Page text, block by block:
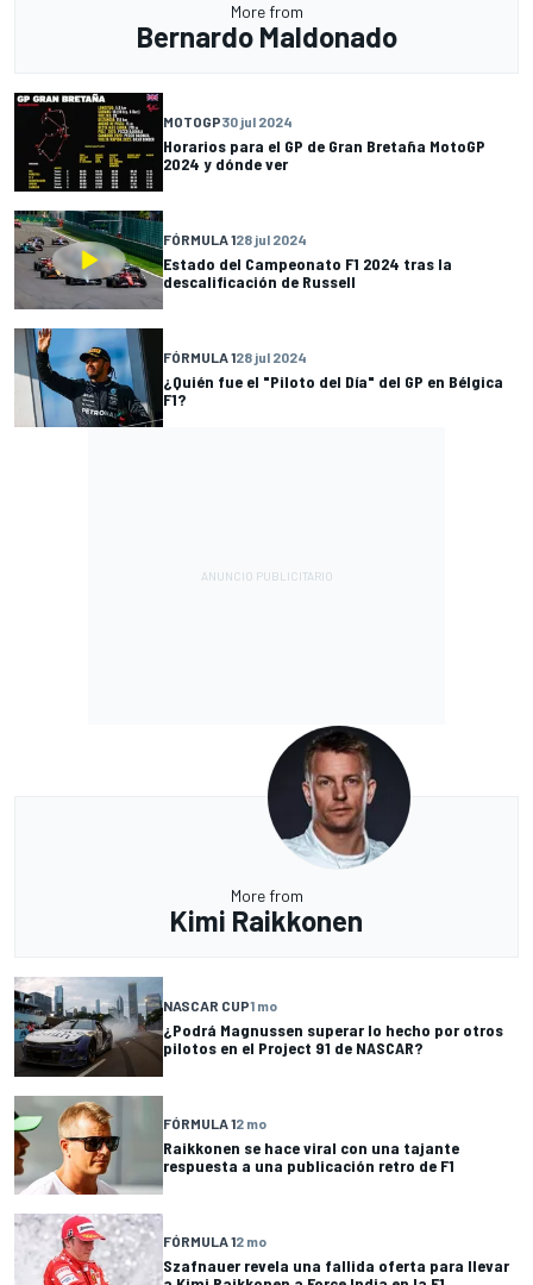
More from
Bernardo Maldonado
MOTOGP30 jul 2024
Horarios para el GP de Gran Bretaña MotoGP
2024 y dónde ver
FÓRMULA 128 jul 2024
Estado del Campeonato F1 2024 tras la
descalificación de Russell
FÓRMULA 128 jul 2024
¿Quién fue el "Piloto del Día" del GP en Bélgica
F1?
More from
Kimi Raikkonen
NASCAR CUP1 mo
¿Podrá Magnussen superar lo hecho por otros
pilotos en el Project 91 de NASCAR?
FÓRMULA 12 mo
Raikkonen se hace viral con una tajante
respuesta a una publicación retro de F1
FÓRMULA 12 mo
Szafnauer revela una fallida oferta para llevar